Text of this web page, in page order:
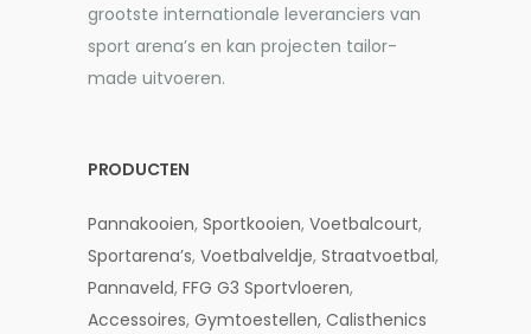
grootste internationale leveranciers van
sport arena’s en kan projecten tailor-
made uitvoeren.
PRODUCTEN
Pannakooien, Sportkooien, Voetbalcourt,
Sportarena’s, Voetbalveldje, Straatvoetbal,
Pannaveld, FFG G3 Sportvloeren,
Accessoires, Gymtoestellen, Calisthenics